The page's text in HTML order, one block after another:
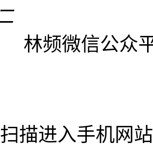
林频微信公众
扫描进入手机网